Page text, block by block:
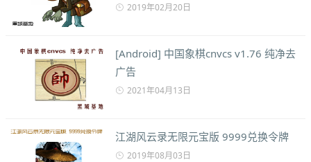
2019年02月20日
[Android] 中国象棋cnvcs v1.76 纯净去
广告
2021年04月13日
江湖风云录无限元宝版 9999兑换令牌
2019年08月03日